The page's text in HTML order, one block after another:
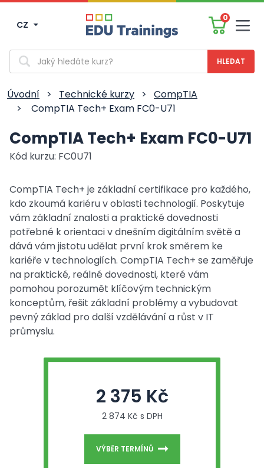
CZ
0
Vyhledávání
Úvodní > Technické kurzy >
CompTIA
>
CompTIA Tech+ Exam FC0-U71
CompTIA Tech+ Exam FC0-U71
Kód kurzu: FC0U71
CompTIA Tech+ je základní certifikace pro každého,
kdo zkoumá kariéru v oblasti technologií. Poskytuje
vám základní znalosti a praktické dovednosti
potřebné k orientaci v dnešním digitálním světě a
dává vám jistotu udělat první krok směrem ke
kariéře v technologiích. CompTIA Tech+ se zaměřuje
na praktické, reálné dovednosti, které vám
pomohou porozumět klíčovým technickým
konceptům, řešit základní problémy a vybudovat
pevný základ pro další vzdělávání a růst v IT
průmyslu.
2 375 Kč
2 874 Kč s DPH
VÝBĚR TERMÍNŮ